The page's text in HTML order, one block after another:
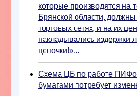
которые производятся на
Брянской области, должны
торговых сетях, и на их
накладывались издержки
цепочки!»...
Схема ЦБ по работе
бумагами потребует